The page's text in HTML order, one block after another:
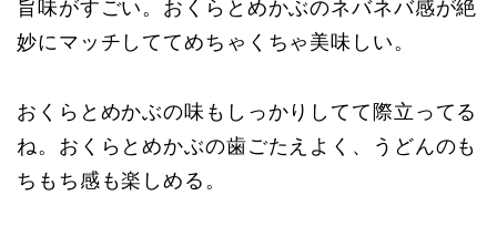
旨味がすごい。おくらとめかぶのネバネバ感が絶
妙にマッチしててめちゃくちゃ美味しい。
おくらとめかぶの味もしっかりしてて際立ってる
ね。おくらとめかぶの歯ごたえよく、うどんのも
ちもち感も楽しめる。